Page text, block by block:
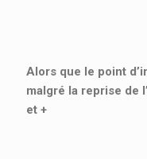
Alors que le point
malgré la reprise de
et +